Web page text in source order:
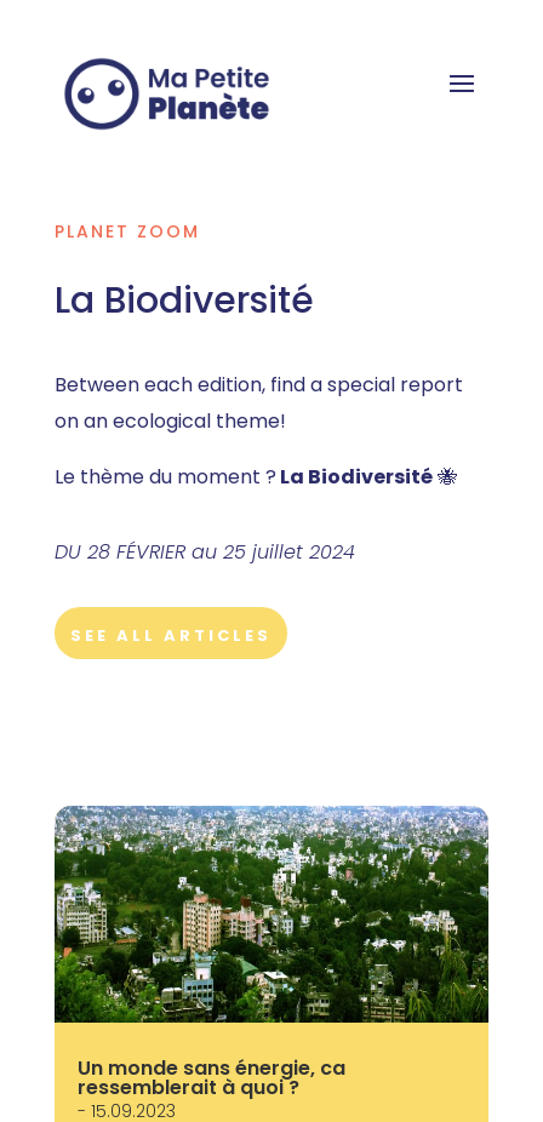
PLANET ZOOM
La Biodiversité
Between each edition, find a special report
on an ecological theme!
Le thème du moment ? La Biodiversité🐝
DU 28 FÉVRIER au 25 juillet 2024
SEE ALL ARTICLES
Un monde sans énergie, ca
ressemblerait à quoi ?
- 15.09.2023